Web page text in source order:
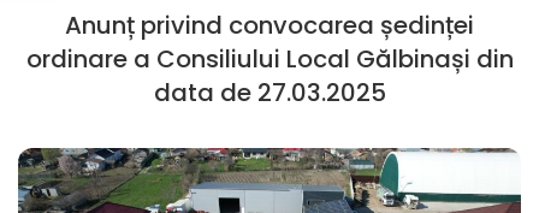
Anunț privind convocarea ședinței
ordinare a Consiliului Local Gălbinași din
data de 27.03.2025